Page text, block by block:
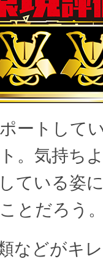
ートして
。気持ち
ている姿
とだろう
などがキ